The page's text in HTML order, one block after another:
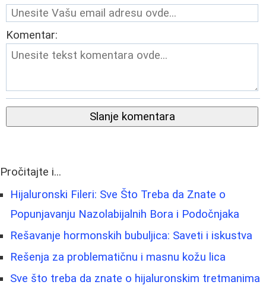
Komentar:
Slanje komentara
Pročitajte i...
Hijaluronski Fileri: Sve Što Treba da Znate o
Popunjavanju Nazolabijalnih Bora i Podočnjaka
Rešavanje hormonskih bubuljica: Saveti i iskustva
Rešenja za problematičnu i masnu kožu lica
Sve što treba da znate o hijaluronskim tretmanima